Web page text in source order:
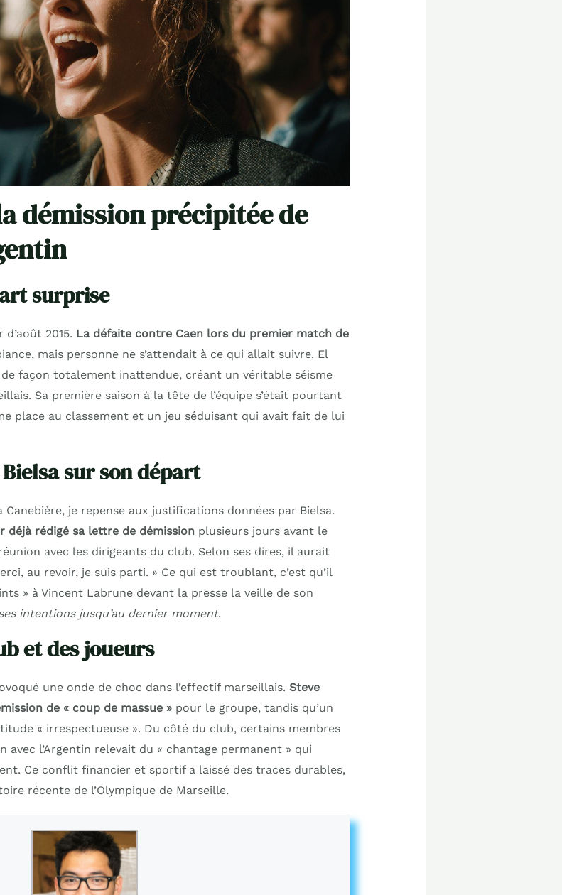
démission précipitée de
surprise
2015. La défaite contre Caen lors du premier match de
mais personne ne s’attendait à ce qui allait suivre. El
façon totalement inattendue, créant un véritable séisme
Sa première saison à la tête de l’équipe s’était pourtant
place au classement et un jeu séduisant qui avait fait de lui
sur son départ
je repense aux justifications données par Bielsa.
déjà rédigé sa lettre de démissionplusieurs jours avant le
avec les dirigeants du club. Selon ses dires, il aurait
au revoir, je suis parti. » Ce qui est troublant, c’est qu’il
» à Vincent Labrune devant la presse la veille de son
intentions jusqu’au dernier moment.
et des joueurs
une onde de choc dans l’effectif marseillais. Steve
de « coup de massue »pour le groupe, tandis qu’un
« irrespectueuse ». Du côté du club, certains membres
l’Argentin relevait du « chantage permanent » qui
Ce conflit financier et sportif a laissé des traces durables,
récente de l’Olympique de Marseille.